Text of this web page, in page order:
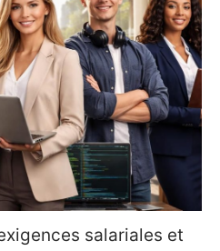
salariales et